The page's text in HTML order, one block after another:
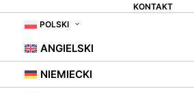
KONTAKT
POLSKI
ANGIELSKI
NIEMIECKI
ROWER
KAWALERCE
TO